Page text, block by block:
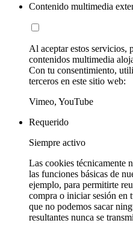
Contenido multimedia
Al aceptar estos servicios,
contenidos multimedia
Con tu consentimiento,
terceros en este sitio web:
Vimeo, YouTube
Requerido
Siempre activo
Las cookies técnicamente
las funciones básicas de
ejemplo, para permitirte
compra o iniciar sesión en
que no podemos sacar
resultantes nunca se